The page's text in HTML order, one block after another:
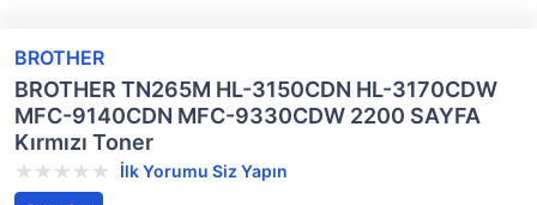
BROTHER
BROTHER TN265M HL-3150CDN HL-3170CDW
MFC-9140CDN MFC-9330CDW 2200 SAYFA
Kırmızı Toner
İlk Yorumu Siz Yapın